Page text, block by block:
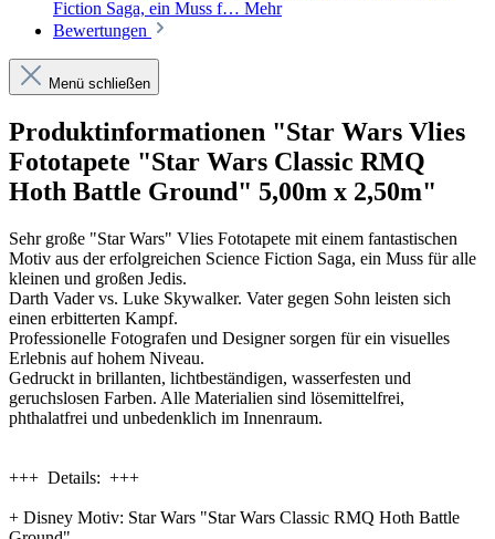
Fiction Saga, ein Muss f… Mehr
Bewertungen
Menü schließen
Produktinformationen "Star Wars Vlies
Fototapete "Star Wars Classic RMQ
Hoth Battle Ground" 5,00m x 2,50m"
Sehr große "Star Wars" Vlies Fototapete mit einem fantastischen
Motiv aus der erfolgreichen Science Fiction Saga, ein Muss für alle
kleinen und großen Jedis.
Darth Vader vs. Luke Skywalker. Vater gegen Sohn leisten sich
einen erbitterten Kampf.
Professionelle Fotografen und Designer sorgen für ein visuelles
Erlebnis auf hohem Niveau.
Gedruckt in brillanten, lichtbeständigen, wasserfesten und
geruchslosen Farben. Alle Materialien sind lösemittelfrei,
phthalatfrei und unbedenklich im Innenraum.
+++ Details: +++
+ Disney Motiv: Star Wars "Star Wars Classic RMQ Hoth Battle